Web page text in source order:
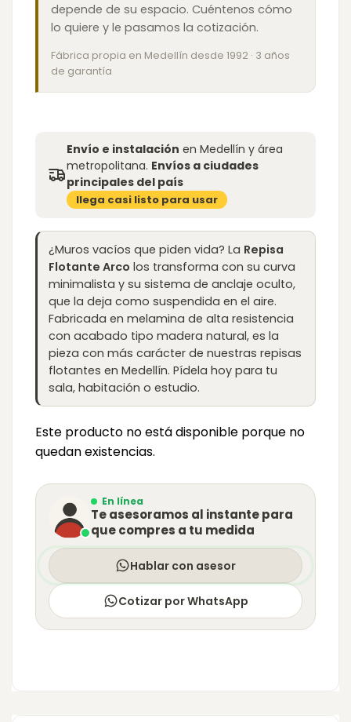
depende de su espacio. Cuéntenos cómo
lo quiere y le pasamos la cotización.
Fábrica propia en Medellín desde 1992 · 3 años
de garantía
Envío e instalación en Medellín y área
metropolitana. Envíos a ciudades
principales del país
llega casi listo para usar
¿Muros vacíos que piden vida? La Repisa
Flotante Arco los transforma con su curva
minimalista y su sistema de anclaje oculto,
que la deja como suspendida en el aire.
Fabricada en melamina de alta resistencia
con acabado tipo madera natural, es la
pieza con más carácter de nuestras repisas
flotantes en Medellín. Pídela hoy para tu
sala, habitación o estudio.
Este producto no está disponible porque no
quedan existencias.
En línea
Te asesoramos al instante para
que compres a tu medida
Hablar con asesor
Cotizar por WhatsApp